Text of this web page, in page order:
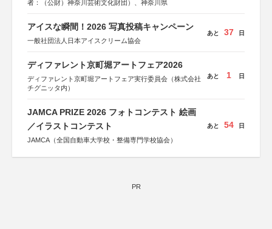
者：（公財）神奈川芸術文化財団）、神奈川県
アイスな瞬間！2026 写真投稿キャンペーン
一般社団法人日本アイスクリーム協会
あと 37 日
ディファレント京町堀アートフェア2026
ディファレント京町堀アートフェア実行委員会（株式会社
チグニッタ内）
あと 1 日
JAMCA PRIZE 2026 フォトコンテスト 絵画
／イラストコンテスト
JAMCA（全国自動車大学校・整備専門学校協会）
あと 54 日
PR